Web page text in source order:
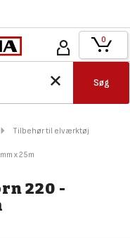
Søg
0
Tilbehør til elværktøj
x 25m
220 -